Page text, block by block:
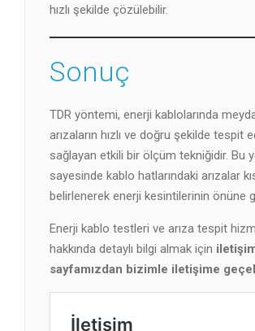
hızlı şekilde çözülebilir.
Sonuç
TDR yöntemi, enerji kablolarında
arızaların hızlı ve doğru şekilde tespit
sağlayan etkili bir ölçüm tekniğidir. Bu
sayesinde kablo hatlarındaki arızalar
belirlenerek enerji kesintilerinin önüne
Enerji kablo testleri ve arıza tespit
hakkında detaylı bilgi almak için
sayfamızdan bizimle iletişime